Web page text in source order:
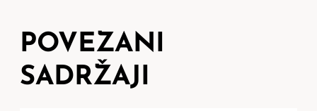
POVEZANI
SADRŽAJI